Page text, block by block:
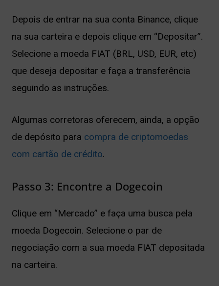
Depois de entrar na sua conta Binance, clique
na sua carteira e depois clique em “Depositar”.
Selecione a moeda FIAT (BRL, USD, EUR, etc)
que deseja depositar e faça a transferência
seguindo as instruções.
Algumas corretoras oferecem, ainda, a opção
de depósito para compra de criptomoedas
com cartão de crédito.
Passo 3: Encontre a Dogecoin
Clique em “Mercado” e faça uma busca pela
moeda Dogecoin. Selecione o par de
negociação com a sua moeda FIAT depositada
na carteira.